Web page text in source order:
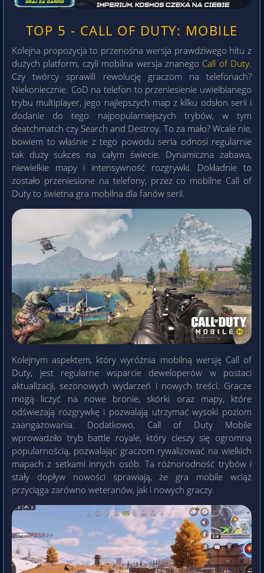
TOP 5 - CALL OF DUTY: MOBILE
Kolejna propozycja to przenośna wersja prawdziwego hitu z
dużych platform, czyli mobilna wersja znanego Call of Duty.
Czy twórcy sprawili rewolucję graczom na telefonach?
Niekoniecznie. CoD na telefon to przeniesienie uwielbianego
trybu multiplayer, jego najlepszych map z kilku odsłon serii i
dodanie do tego najpopularniejszych trybów, w tym
deatchmatch czy Search and Destroy. To za mało? Wcale nie,
bowiem to właśnie z tego powodu seria odnosi regularnie
tak duży sukces na całym świecie. Dynamiczna zabawa,
niewielkie mapy i intensywność rozgrywki. Dokładnie to
zostało przeniesione na telefony, przez co mobilne Call of
Duty to świetna gra mobilna dla fanów serii.
Kolejnym aspektem, który wyróżnia mobilną wersję Call of
Duty, jest regularne wsparcie deweloperów w postaci
aktualizacji, sezonowych wydarzeń i nowych treści. Gracze
mogą liczyć na nowe bronie, skórki oraz mapy, które
odświeżają rozgrywkę i pozwalają utrzymać wysoki poziom
zaangażowania. Dodatkowo, Call of Duty Mobile
wprowadziło tryb battle royale, który cieszy się ogromną
popularnością, pozwalając graczom rywalizować na wielkich
mapach z setkami innych osób. Ta różnorodność trybów i
stały dopływ nowości sprawiają, że gra mobile wciąż
przyciąga zarówno weteranów, jak i nowych graczy.